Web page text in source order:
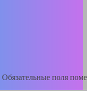
Обязательные поля